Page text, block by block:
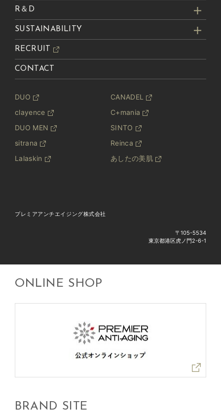
R＆D
SUSTAINABILITY
RECRUIT
CONTACT
DUO
CANADEL
clayence
C+mania
DUO MEN
SINTO
sitrana
Reinca
Lalaskin
あしたの美肌
プレミアアンチエイジング株式会社
〒105-5534
東京都港区虎ノ門2-6-1
ONLINE SHOP
BRAND SITE